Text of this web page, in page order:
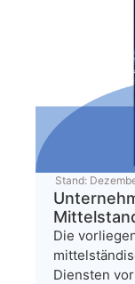
Stand:
Die
Diensten